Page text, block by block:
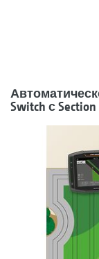
Switch с Section